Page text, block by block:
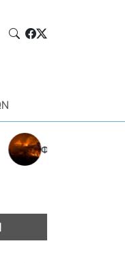
Φωτιά στην